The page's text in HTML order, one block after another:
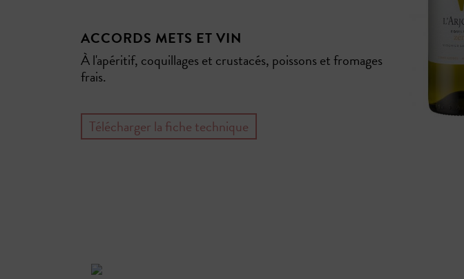
ACCORDS METS ET VIN
À l'apéritif, coquillages et crustacés, poissons et fromages
frais.
Télécharger la fiche technique